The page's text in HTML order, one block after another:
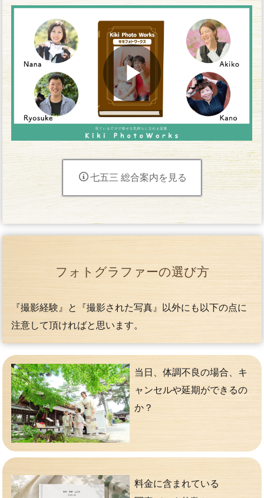
七五三 総合案内を見る
フォトグラファーの選び方
『撮影経験』と『撮影された写真』以外にも以下の点に
注意して頂ければと思います。
当日、体調不良の場合、キ
ャンセルや延期ができるの
か？
料金に含まれている